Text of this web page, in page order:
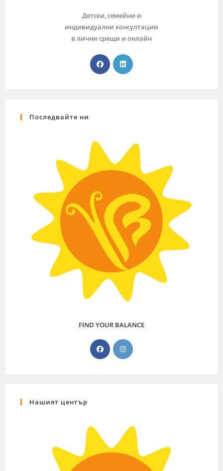
Детски, семейни и
индивидуални консултации
в лични срещи и онлайн
Последвайте ни
FIND YOUR BALANCE
Нашият център